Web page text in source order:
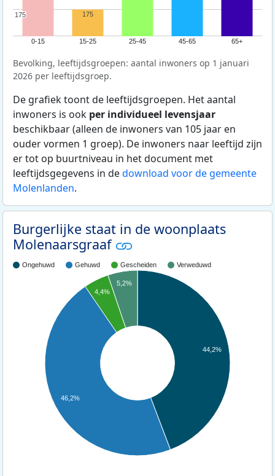
0-15 15-25 25-45 45-65 65+
175
175 175
Bevolking, leeftijdsgroepen: aantal inwoners op 1 januari
2026 per leeftijdsgroep.
De grafiek toont de leeftijdsgroepen. Het aantal
inwoners is ook per individueel levensjaar
beschikbaar (alleen de inwoners van 105 jaar en
ouder vormen 1 groep). De inwoners naar leeftijd zijn
er tot op buurtniveau in het document met
leeftijdsgegevens in dedownload voor de gemeente
Molenlanden.
Burgerlijke staat in de woonplaats
Molenaarsgraaf
Ongehuwd Gehuwd Gescheiden Verweduwd
44,2%
5,2%
4,4%
46,2%